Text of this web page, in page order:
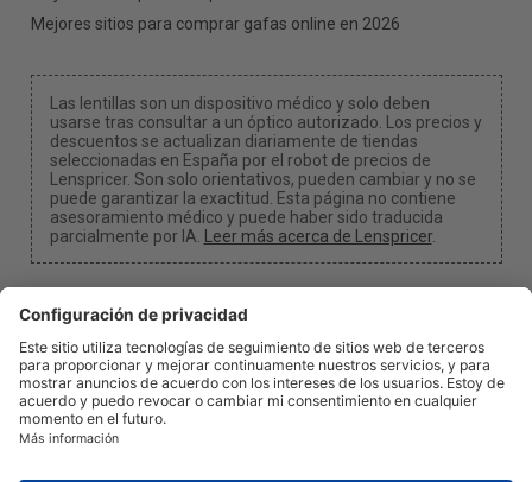
Mejores sitios para comprar gafas online en 2026
Las lentillas son un dispositivo médico y solo deben
usarse tras consultar a un óptico autorizado. Los precios y
descuentos se actualizan diariamente de tiendas
seleccionadas en España por el robot de precios de
Lenspricer. Son solo orientativos, pueden cambiar y no se
puede garantizar la exactitud. Esta página no contiene
asesoramiento médico y puede haber sido traducida
parcialmente por IA.
Leer más acerca de Lenspricer.
Configuración de cookies
Podemos recibir una comisión si utilizas uno de
nuestros enlaces para realizar una compra.